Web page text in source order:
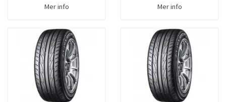
Mer info Mer info